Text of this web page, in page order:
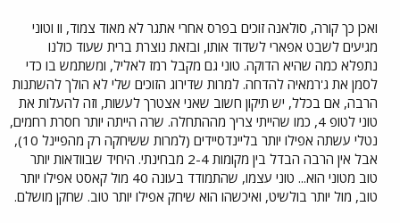
ואכן כך קורה, סולאנה זוכים בפרס אחרי אתגר לא מאוד צמוד, וו וטוני
מגיעים לשבט אפארי לשדוד אותו, ובזאת נוצרת ברית שעוד כולנו
נתפלא כמה שהיא הדוקה. טוני גם מקבל רמז לאליל, ומשתמש בו כדי
לסמן את ג'רמאיה להדחה. למרות שדירוג הזוכים שלי לא הולך להשתנות
הרבה, אם בכלל, יש תיקון חשוב שאני אצטרך לעשות, וזה להעלות את
טוני לטופ 4, כמו שהייתי צריך מההתחלה. שרה הייתה יותר חסרת רחמים,
נטלי עשתה אפילו יותר בליינדסיידים (למרות ששיחקה רק מהפיינל 10),
אבל אין הרבה הבדל בין מקומות 2-4 מבחינתי. היחיד שבוודאות יותר
טוב מטוני הוא... טוני עצמו, שהתמודד בעונה 40 מול קאסט אפילו יותר
טוב, מול יותר בולשיט, ואיכשהו הוא שיחק אפילו יותר טוב. שחקן מושלם.